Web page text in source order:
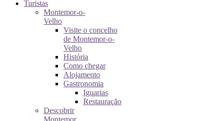
Turistas
Montemor-o-
Velho
Visite o concelho
de Montemor-o-
Velho
História
Como chegar
Alojamento
Gastronomia
Iguarias
Restauração
Descobrir
Montemor